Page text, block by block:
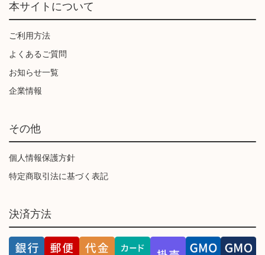
本サイトについて
ご利用方法
よくあるご質問
お知らせ一覧
企業情報
その他
個人情報保護方針
特定商取引法に基づく表記
決済方法